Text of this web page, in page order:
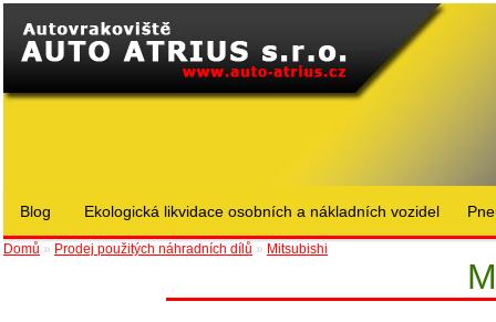
Blog Ekologická likvidace osobních a nákladních vozidel
Domů » Prodej použitých náhradních dílů » Mitsubishi